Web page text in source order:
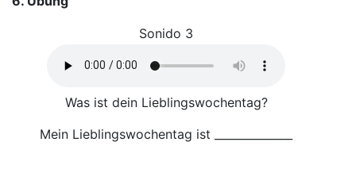
Sonido 3
Was ist dein Lieblingswochentag?
Mein Lieblingswochentag ist ______________